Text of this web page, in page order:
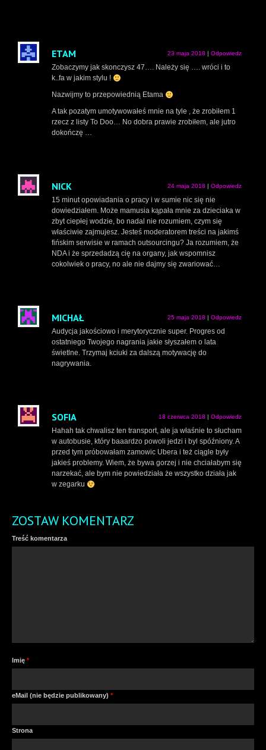
ETAM 23 maja 2018 Odpowiedz
Zobaczymy jak skonczysz 47…. Należy się …. wróci i to
k..fa w jakim stylu !
Nazwijmy to przepowiednią Etama
A tak pozatym umotywowałeś mnie na tyle , że zrobiłem 1
rzecz z listy To Doo… No dobra prawie zrobiłem, ale jutro
dokończę …
NICK 24 maja 2018 Odpowiedz
15 minut opowiadania o pracy i w sumie nic się nie
dowiedziałem. Może mamusia kąpała mnie za dzieciaka w
zbyt ciepłej wodzie, bo nadal nie rozumiem, czym się
właściwie zajmujesz. Jesteś moderatorem treści na jakimś
fińskim serwisie w ramach outsourcingu? Ja rozumiem, że
NDA i że sprzedadzą cię na organy, jak wspomnisz
cokolwiek o pracy, no ale nie dajmy się zwariować…
MICHAŁ 25 maja 2018 Odpowiedz
Audycja jakościowo i merytorycznie super. Progres od
ostatniego Twojego nagrania jakie słyszałem o lata
świetlne. Trzymaj kciuki za dalszą motywację do
nagrywania.
SOFIA 18 czerwca 2018 Odpowiedz
Hahah tak chwalisz ten transport, ale ja właśnie to słucham
w autobusie, który baaardzo powoli jedzi i byl spóźniony. A
przed tym próbowałam zamowic Ubera i też ciągle były
jakieś problemy. Wiem, że bywa gorzej i nie chciałabym się
narzekać, ale bym nie powiedziała że wszystko działa jak
w zegarku
ZOSTAW KOMENTARZ
Treść komentarza
Imię *
eMail (nie będzie publikowany) *
Strona